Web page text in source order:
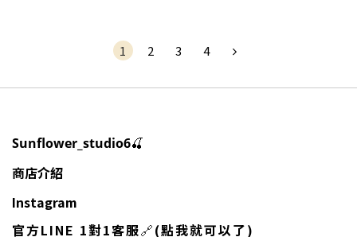
1 2 3 4
Sunflower_studio6🍒
商店介紹
Instagram
官方LINE 1對1客服🔗(點我就可以了)